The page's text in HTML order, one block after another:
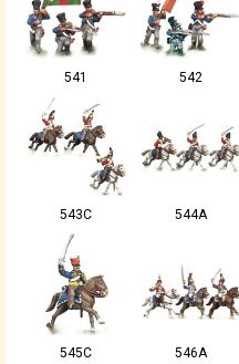
541 542
543C 544A
545C 546A